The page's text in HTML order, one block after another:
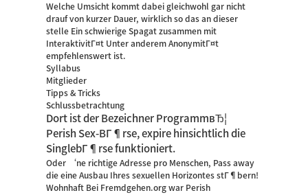
Welche Umsicht kommt dabei gleichwohl gar nicht
drauf von kurzer Dauer, wirklich so das an dieser
stelle Ein schwierige Spagat zusammen mit
InteraktivitГ¤t Unter anderem AnonymitГ¤t
empfehlenswert ist.
Syllabus
Mitglieder
Tipps & Tricks
Schlussbetrachtung
Dort ist der Bezeichner ProgrammвЂ¦
Perish Sex-BГ¶rse, expire hinsichtlich die
SinglebГ¶rse funktioniert.
Oder ‘ne richtige Adresse pro Menschen, Pass away
die eine Ausbau Ihres sexuellen Horizontes stГ¶bern!
Wohnhaft Bei Fremdgehen.org war Perish